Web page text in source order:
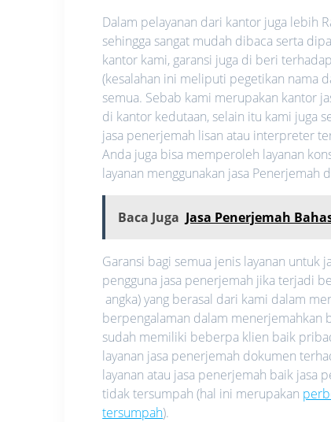
Dalam pelayanan dari kantor juga lebih
sehingga sangat mudah dibaca serta
kantor kami, garansi juga di beri
(kesalahan ini meliputi pegetikan nama
semua. Sebab kami merupakan kantor
di kantor kedutaan, selain itu kami juga
jasa penerjemah lisan atau interpreter
Anda juga bisa memperoleh layanan
layanan menggunakan jasa Penerjemah
Baca Juga Jasa Penerjemah
Garansi bagi semua jenis layanan
pengguna jasa penerjemah jika terjadi
angka) yang berasal dari kami dalam
berpengalaman dalam menerjemahkan
sudah memiliki beberpa klien baik
layanan jasa penerjemah dokumen
layanan atau jasa penerjemah baik jasa
tidak tersumpah (hal ini merupakan
tersumpah).